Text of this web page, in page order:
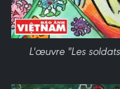
L'œuvre "Les